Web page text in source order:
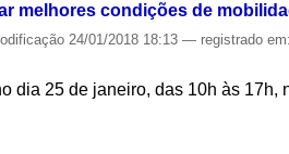
melhores condições de
24/01/2018 18:13— registrado
dia 25 de janeiro, das 10h às 17h,